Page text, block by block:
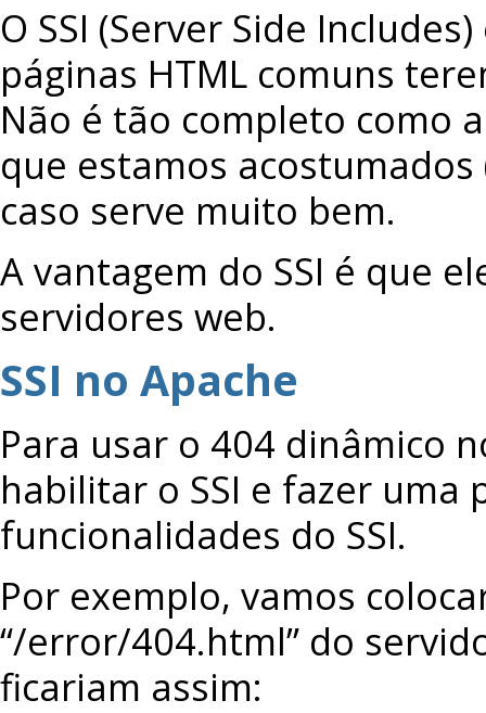
O SSI (Server Side
páginas HTML comuns
Não é tão completo como
que estamos acostumados
caso serve muito bem.
A vantagem do SSI é que
servidores web.
SSI no Apache
Para usar o 404 dinâmico
habilitar o SSI e fazer uma
funcionalidades do SSI.
Por exemplo, vamos
“/error/404.html” do
ficariam assim: